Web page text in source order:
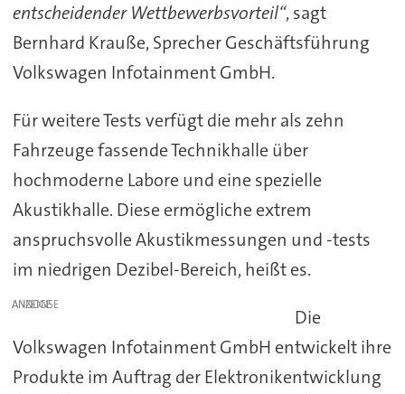
entscheidender Wettbewerbsvorteil“, sagt
Bernhard Krauße, Sprecher Geschäftsführung
Volkswagen Infotainment GmbH.
Für weitere Tests verfügt die mehr als zehn
Fahrzeuge fassende Technikhalle über
hochmoderne Labore und eine spezielle
Akustikhalle. Diese ermögliche extrem
anspruchsvolle Akustikmessungen und -tests
im niedrigen Dezibel-Bereich, heißt es.
ANZEIGE
Die
Volkswagen Infotainment GmbH entwickelt ihre
Produkte im Auftrag der Elektronikentwicklung